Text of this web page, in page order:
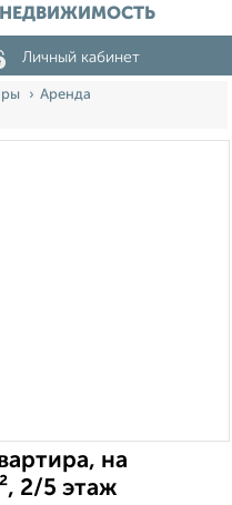
НЕДВИЖИМОСТЬ
Личный кабинет
Аренда
на
2/5 этаж